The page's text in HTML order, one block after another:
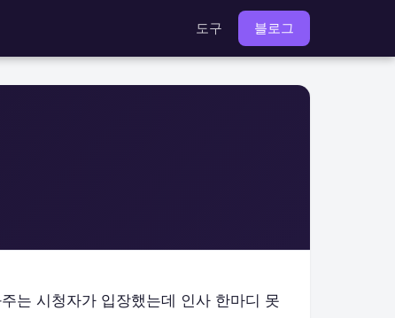
도구 블로그
는 시청자가 입장했는데 인사 한마디 못